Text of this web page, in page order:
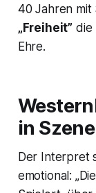
40 Jahren mit
„Freiheit” die
Ehre.
in
Der Interpret
emotional: